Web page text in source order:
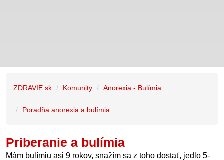
ZDRAVIE.sk Komunity Anorexia - Bulímia
Poradňa anorexia a bulímia
Priberanie a bulímia
Mám bulímiu asi 9 rokov, snažím sa z toho dostať, jedlo 5-